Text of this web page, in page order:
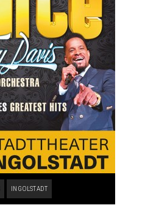
INGOLSTADT